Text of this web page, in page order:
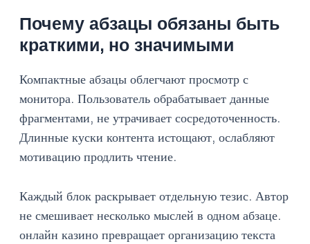
Почему абзацы обязаны быть
краткими, но значимыми
Компактные абзацы облегчают просмотр с
монитора. Пользователь обрабатывает данные
фрагментами, не утрачивает сосредоточенность.
Длинные куски контента истощают, ослабляют
мотивацию продлить чтение.
Каждый блок раскрывает отдельную тезис. Автор
не смешивает несколько мыслей в одном абзаце.
онлайн казино превращает организацию текста